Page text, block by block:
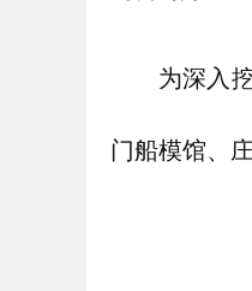
为深入
门船模馆、